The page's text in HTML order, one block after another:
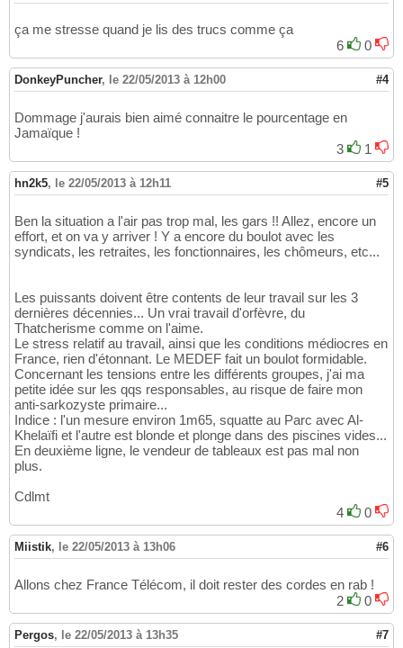
ça me stresse quand je lis des trucs comme ça
6
0
DonkeyPuncher, le 22/05/2013 à 12h00 #4
Dommage j'aurais bien aimé connaitre le pourcentage en
Jamaïque !
3
1
hn2k5, le 22/05/2013 à 12h11 #5
Ben la situation a l'air pas trop mal, les gars !! Allez, encore un
effort, et on va y arriver ! Y a encore du boulot avec les
syndicats, les retraites, les fonctionnaires, les chômeurs, etc...
Les puissants doivent être contents de leur travail sur les 3
dernières décennies... Un vrai travail d'orfèvre, du
Thatcherisme comme on l'aime.
Le stress relatif au travail, ainsi que les conditions médiocres en
France, rien d'étonnant. Le MEDEF fait un boulot formidable.
Concernant les tensions entre les différents groupes, j'ai ma
petite idée sur les qqs responsables, au risque de faire mon
anti-sarkozyste primaire...
Indice : l'un mesure environ 1m65, squatte au Parc avec Al-
Khelaïfi et l'autre est blonde et plonge dans des piscines vides...
En deuxième ligne, le vendeur de tableaux est pas mal non
plus.
Cdlmt
4
0
Miistik, le 22/05/2013 à 13h06 #6
Allons chez France Télécom, il doit rester des cordes en rab !
2
0
Pergos, le 22/05/2013 à 13h35 #7